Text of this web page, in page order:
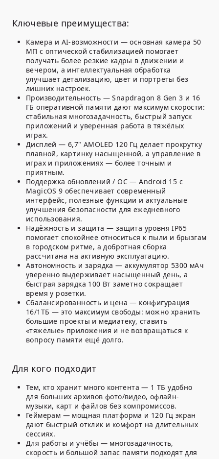
Ключевые преимущества:
Камера и AI-возможности — основная камера 50
МП с оптической стабилизацией помогает
получать более резкие кадры в движении и
вечером, а интеллектуальная обработка
улучшает детализацию, цвет и портреты без
лишних настроек.
Производительность — Snapdragon 8 Gen 3 и 16
ГБ оперативной памяти дают максимум скорости:
стабильная многозадачность, быстрый запуск
приложений и уверенная работа в тяжёлых
играх.
Дисплей — 6,7" AMOLED 120 Гц делает прокрутку
плавной, картинку насыщенной, а управление в
играх и приложениях — более точным и
приятным.
Поддержка обновлений / ОС — Android 15 с
MagicOS 9 обеспечивает современный
интерфейс, полезные функции и актуальные
улучшения безопасности для ежедневного
использования.
Надёжность и защита — защита уровня IP65
помогает спокойнее относиться к пыли и брызгам
в городском ритме, а добротная сборка
рассчитана на активную эксплуатацию.
Автономность и зарядка — аккумулятор 5300 мАч
уверенно выдерживает насыщенный день, а
быстрая зарядка 100 Вт заметно сокращает
время у розетки.
Сбалансированность и цена — конфигурация
16/1ТБ — это максимум свободы: можно хранить
большие проекты и медиатеку, ставить
«тяжёлые» приложения и не возвращаться к
вопросу памяти ещё долго.
Для кого подходит
Тем, кто хранит много контента — 1 ТБ удобно
для больших архивов фото/видео, офлайн-
музыки, карт и файлов без компромиссов.
Геймерам — мощная платформа и 120 Гц экран
дают быстрый отклик и комфорт на длительных
сессиях.
Для работы и учёбы — многозадачность,
скорость и большой запас памяти подходят для